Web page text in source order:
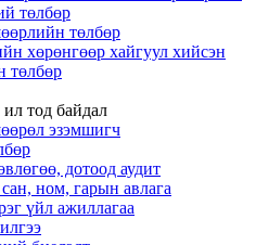
төлбөр
төлбөр
хөрөнгөөр хайгуул хийсэн
төлбөр
тод байдал
эзэмшигч
дотоод аудит
ном, гарын авлага
үйл ажиллагаа